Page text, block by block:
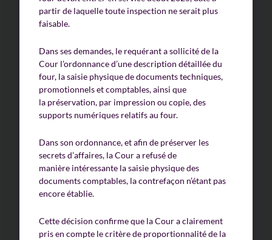
partir de laquelle toute inspection ne serait plus
faisable.
Dans ses demandes, le requérant a sollicité de la
Cour l’ordonnance d’une description détaillée du
four, la saisie physique de documents techniques,
promotionnels et comptables, ainsi que
la préservation, par impression ou copie, des
supports numériques relatifs au four.
Dans son ordonnance, et afin de préserver les
secrets d’affaires, la Cour a refusé de
manière intéressante la saisie physique des
documents comptables, la contrefaçon n’étant pas
encore établie.
Cette décision confirme que la Cour a clairement
pris en compte le critère de proportionnalité de la